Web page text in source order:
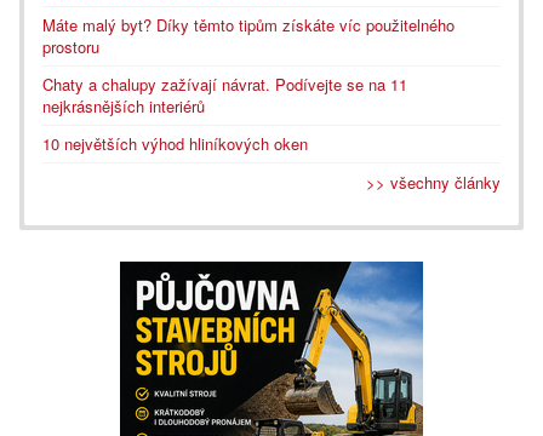
Máte malý byt? Díky těmto tipům získáte víc použitelného
prostoru
Chaty a chalupy zažívají návrat. Podívejte se na 11
nejkrásnějších interiérů
10 největších výhod hliníkových oken
>> všechny články